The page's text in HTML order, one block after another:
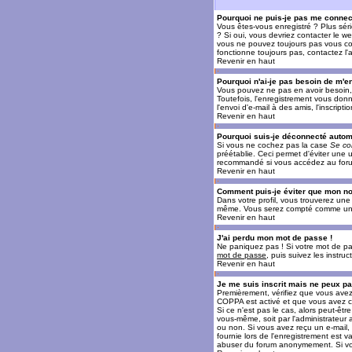
Pourquoi ne puis-je pas me
Vous êtes-vous enregistré ? Plus
? Si oui, vous devriez contacter le
vous ne pouvez toujours pas vous
fonctionne toujours pas, contactez
Revenir en haut
Pourquoi n'ai-je pas besoin de
Vous pouvez ne pas en avoir
Toutefois, l'enregistrement vous
l'envoi d'e-mail à des amis,
Revenir en haut
Pourquoi suis-je déconnecté
Si vous ne cochez pas la case Se
préétablie. Ceci permet d'éviter une
recommandé si vous accédez au
Revenir en haut
Comment puis-je éviter que mon
Dans votre profil, vous trouverez
même. Vous serez compté comme
Revenir en haut
J'ai perdu mon mot de passe !
Ne paniquez pas ! Si votre mot de
mot de passe , puis suivez les
Revenir en haut
Je me suis inscrit mais ne peux
Premièrement, vérifiez que vous
COPPA est activé et que vous avez
Si ce n'est pas le cas, alors peut-
vous-même, soit par
ou non. Si vous avez reçu un e-
fournie lors de l'enregistrement est
abuser du forum anonymement. Si